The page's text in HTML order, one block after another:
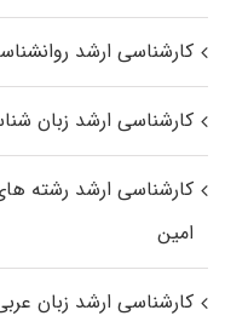
کارشناسی ارشد
کارشناسی ارشد زبان
کارشناسی ارشد رﺷﺘﻪ
اﻣﻴﻦ
کارشناسی ارشد زبان